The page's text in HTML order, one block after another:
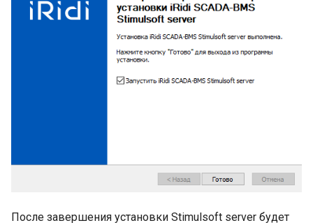
После завершения установки Stimulsoft server будет